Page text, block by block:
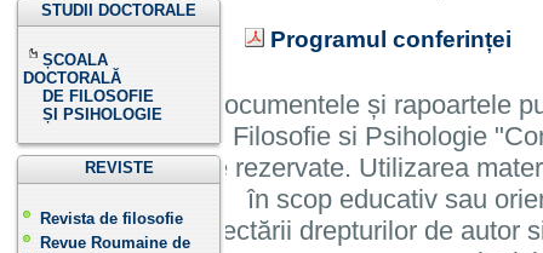
STUDII DOCTORALE
ȘCOALA
DOCTORALĂ
DE FILOSOFIE
ȘI PSIHOLOGIE
REVISTE
Revista de filosofie
Revue Roumaine de
Programul conferinței
Informatiile, documentele și rapoartele
Institutului de Filosofie si Psihologie
cu toate drepturile rezervate. Utilizarea
în scop educativ sau
cu condiția respectării drepturilor de autor